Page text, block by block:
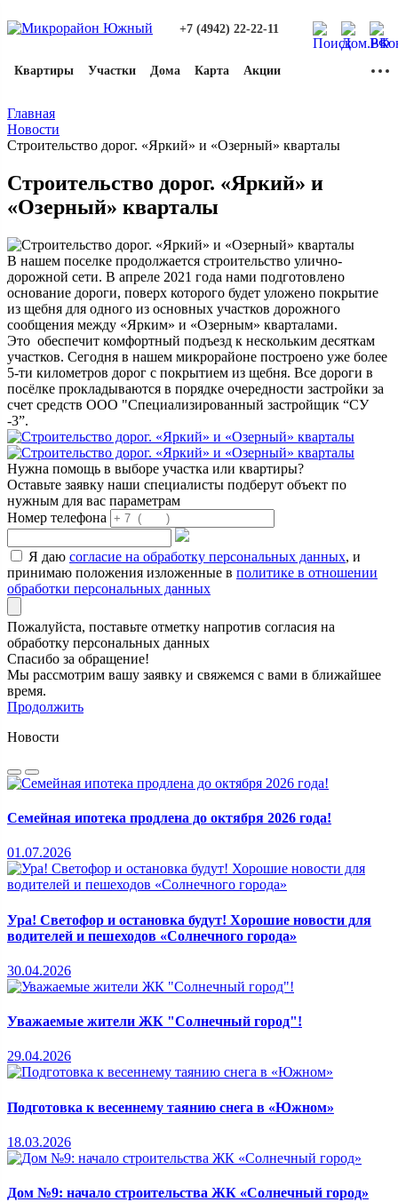
+7 (4942) 22-22-11
Квартиры Участки Дома Карта Акции
Главная
Новости
Строительство дорог. «Яркий» и «Озерный» кварталы
Строительство дорог. «Яркий» и
«Озерный» кварталы
В нашем поселке продолжается строительство улично-
дорожной сети. В апреле 2021 года нами подготовлено
основание дороги, поверх которого будет уложено покрытие
из щебня для одного из основных участков дорожного
сообщения между «Ярким» и «Озерным» кварталами.
Это обеспечит комфортный подъезд к нескольким десяткам
участков. Сегодня в нашем микрорайоне построено уже более
5-ти километров дорог с покрытием из щебня. Все дороги в
посёлке прокладываются в порядке очередности застройки за
счет средств ООО "Специализированный застройщик “СУ
-3”.
Нужна помощь в выборе участка или квартиры?
Оставьте заявку наши специалисты подберут объект по
нужным для вас параметрам
Номер телефона
Я даю согласие на обработку персональных данных, и
принимаю положения изложенные в политике в отношении
обработки персональных данных
Пожалуйста, поставьте отметку напротив согласия на
обработку персональных данных
Спасибо за обращение!
Мы рассмотрим вашу заявку и свяжемся с вами в ближайшее
время.
Продолжить
Новости
Семейная ипотека продлена до октября 2026 года!
01.07.2026
Ура! Светофор и остановка будут! Хорошие новости для
водителей и пешеходов «Солнечного города»
30.04.2026
Уважаемые жители ЖК "Солнечный город"!
29.04.2026
Подготовка к весеннему таянию снега в «Южном»
18.03.2026
Дом №9: начало строительства ЖК «Солнечный город»